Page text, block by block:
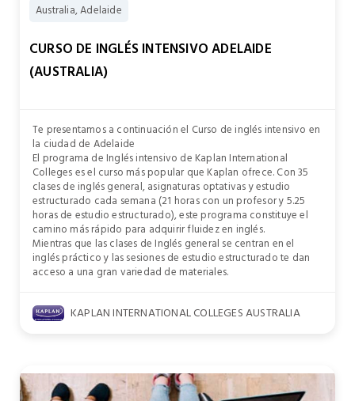
Australia, Adelaide
CURSO DE INGLÉS INTENSIVO ADELAIDE
(AUSTRALIA)
Te presentamos a continuación el Curso de inglés intensivo en
la ciudad de Adelaide
El programa de Inglés intensivo de Kaplan International
Colleges es el curso más popular que Kaplan ofrece. Con 35
clases de inglés general, asignaturas optativas y estudio
estructurado cada semana (21 horas con un profesor y 5.25
horas de estudio estructurado), este programa constituye el
camino más rápido para adquirir fluidez en inglés.
Mientras que las clases de Inglés general se centran en el
inglés práctico y las sesiones de estudio estructurado te dan
acceso a una gran variedad de materiales.
KAPLAN INTERNATIONAL COLLEGES AUSTRALIA